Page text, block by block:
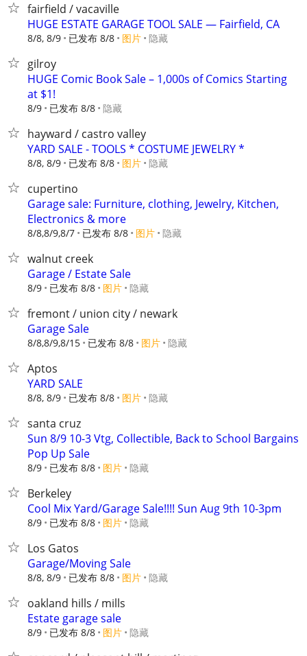
fairfield / vacaville
HUGE ESTATE GARAGE TOOL SALE — Fairfield, CA
8/8, 8/9 已发布 8/8 图片 隐藏
gilroy
HUGE Comic Book Sale – 1,000s of Comics Starting
at $1!
8/9 已发布 8/8 隐藏
hayward / castro valley
YARD SALE - TOOLS * COSTUME JEWELRY *
8/8, 8/9 已发布 8/8 图片 隐藏
cupertino
Garage sale: Furniture, clothing, Jewelry, Kitchen,
Electronics & more
8/8,8/9,8/7 已发布 8/8 图片 隐藏
walnut creek
Garage / Estate Sale
8/9 已发布 8/8 图片 隐藏
fremont / union city / newark
Garage Sale
8/8,8/9,8/15 已发布 8/8 图片 隐藏
Aptos
YARD SALE
8/8, 8/9 已发布 8/8 图片 隐藏
santa cruz
Sun 8/9 10-3 Vtg, Collectible, Back to School Bargains
Pop Up Sale
8/9 已发布 8/8 图片 隐藏
Berkeley
Cool Mix Yard/Garage Sale!!!! Sun Aug 9th 10-3pm
8/9 已发布 8/8 图片 隐藏
Los Gatos
Garage/Moving Sale
8/8, 8/9 已发布 8/8 图片 隐藏
oakland hills / mills
Estate garage sale
8/9 已发布 8/8 图片 隐藏